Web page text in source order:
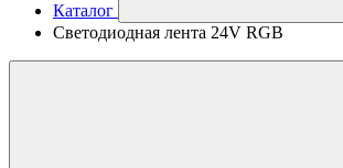
Каталог
Светодиодная лента 24V RGB